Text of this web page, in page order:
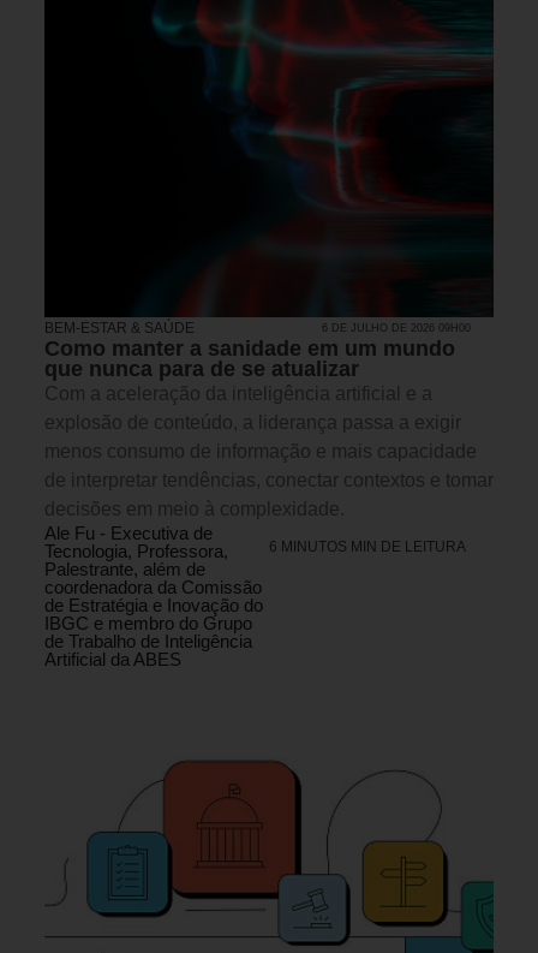
BEM-ESTAR & SAÚDE 6 DE JULHO DE 2026 09H00
Como manter a sanidade em um mundo
que nunca para de se atualizar
Com a aceleração da inteligência artificial e a
explosão de conteúdo, a liderança passa a exigir
menos consumo de informação e mais capacidade
de interpretar tendências, conectar contextos e tomar
decisões em meio à complexidade.
Ale Fu - Executiva de
Tecnologia, Professora,
Palestrante, além de
coordenadora da Comissão
de Estratégia e Inovação do
IBGC e membro do Grupo
de Trabalho de Inteligência
Artificial da ABES
6 MINUTOS MIN DE LEITURA